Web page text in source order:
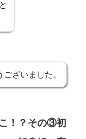
ざいました。
！？その③初